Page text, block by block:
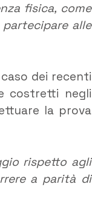
fisica, come
alle
dei recenti
costretti negli
la prova
rispetto agli
a parità di